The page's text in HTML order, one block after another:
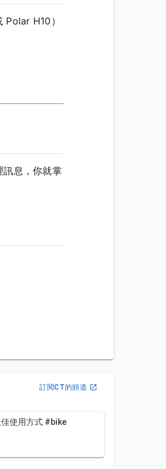
H10）
訊息，你就掌
訂閱CT的頻道
使用方式 #bike